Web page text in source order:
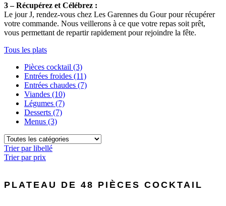
3 – Récupérez et Célébrez :
Le jour J, rendez-vous chez Les Garennes du Gour pour récupérer
votre commande. Nous veillerons à ce que votre repas soit prêt,
vous permettant de repartir rapidement pour rejoindre la fête.
Tous les plats
Pièces cocktail (3)
Entrées froides (11)
Entrées chaudes (7)
Viandes (10)
Légumes (7)
Desserts (7)
Menus (3)
Trier par libellé
Trier par prix
PLATEAU DE 48 PIÈCES COCKTAIL